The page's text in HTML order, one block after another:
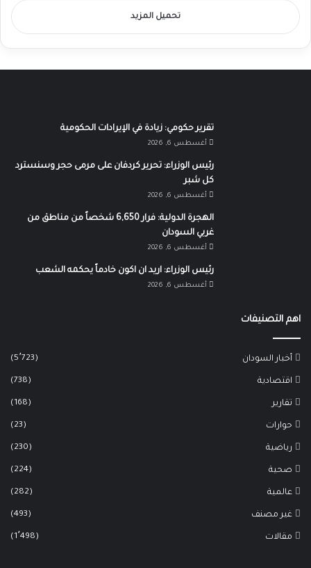
تحميل المزيد
تقرير حكومي: زيادة في الإيرادات الحكومية
أغسطس 6, 2026
رئيس الوزراء: تحرير كردفان على مرمى حجر وسنسترد
كل شبر
أغسطس 6, 2026
الهجرة الدولية: فرار 6,650 شخصاً من مناطق من
غربي السودان
أغسطس 6, 2026
رئيس الوزراء: اريد ان اكون خادماً يحكمه الشعب
أغسطس 6, 2026
اهم التصنيفات
أخبار السودان (5٬723)
اقتصادية (738)
تقارير (168)
حوارات (23)
رياضية (230)
صحية (224)
عالمية (282)
غير مصنف (493)
مقالات (1٬498)